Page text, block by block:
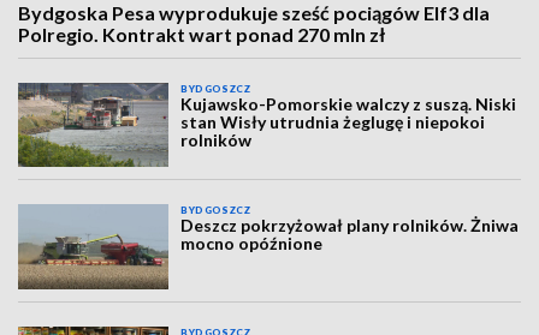
Bydgoska Pesa wyprodukuje sześć pociągów Elf3 dla
Polregio. Kontrakt wart ponad 270 mln zł
BYDGOSZCZ
Kujawsko-Pomorskie walczy z suszą. Niski
stan Wisły utrudnia żeglugę i niepokoi
rolników
BYDGOSZCZ
Deszcz pokrzyżował plany rolników. Żniwa
mocno opóźnione
BYDGOSZCZ